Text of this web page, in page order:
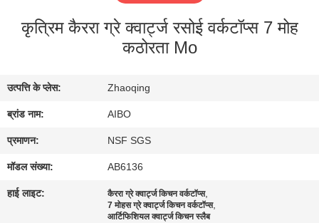
भ्रमण
नियंत्रण
संपर्क
करें
कृत्रिम कैररा ग्रे क्वार्ट्ज रसोई वर्कटॉप्स 7 मोह
कठोरता Mo
उत्पत्ति के प्लेस: Zhaoqing
ब्रांड नाम: AIBO
प्रमाणन: NSF SGS
मॉडल संख्या: AB6136
हाई लाइट: कैररा ग्रे क्वार्ट्ज किचन वर्कटॉप्स,
7 मोहस ग्रे क्वार्ट्ज किचन वर्कटॉप्स,
आर्टिफिशियल क्वार्ट्ज किचन स्लैब